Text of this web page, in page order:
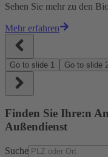
Sehen Sie mehr zu den
Mehr erfahren
Go to slide 1 Go to slide
Finden Sie Ihre:n
Außendienst
Suche